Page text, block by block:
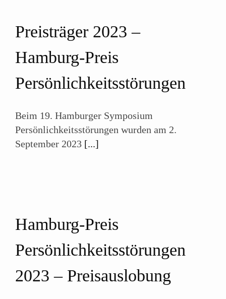
Preisträger 2023 –
Hamburg-Preis
Persönlichkeits­störungen
Beim 19. Hamburger Symposium
Persönlichkeitsstörungen wurden am 2.
September 2023 [...]
Hamburg-Preis
Persönlichkeitsstörungen
2023 – Preisauslobung